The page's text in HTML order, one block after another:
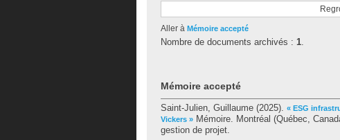
Aller à Mémoire accepté
Nombre de documents archivés : 1.
Mémoire accepté
Saint-Julien, Guillaume (2025). « ESG
Vickers » Mémoire. Montréal (Québec,
gestion de projet.